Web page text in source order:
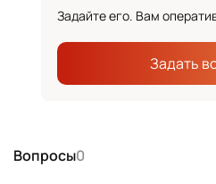
Вопросы0
Задайте его. Вам
Задать